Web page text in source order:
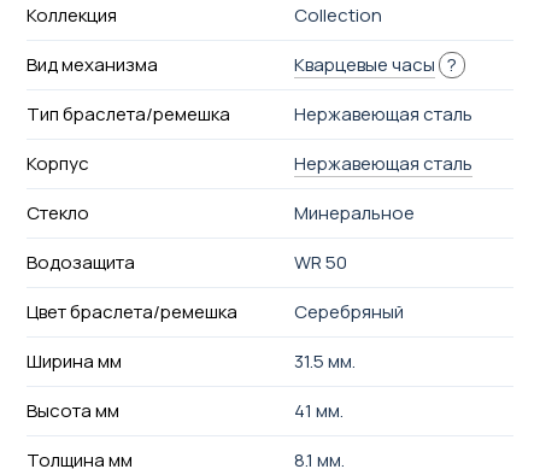
Коллекция
Collection
Вид механизма
Кварцевые часы ?
Тип браслета/ремешка
Нержавеющая сталь
Корпус
Нержавеющая сталь
Стекло
Минеральное
Водозащита
WR 50
Цвет браслета/ремешка
Серебряный
Ширина мм
31.5 мм.
Высота мм
41 мм.
Толщина мм
8.1 мм.